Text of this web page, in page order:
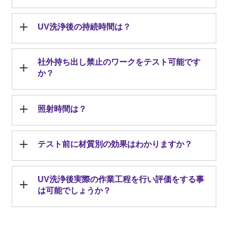
UV洗浄後の持続時間は？
社外持ち出し禁止のワークをテスト可能です
か？
照射時間は？
テスト前に材質別の効果はわかりますか？
UV洗浄後実際の作業工程を行い評価をする事
は可能でしょうか？